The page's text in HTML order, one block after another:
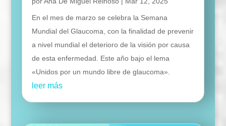
En el mes de marzo se celebra la Semana
Mundial del Glaucoma, con la finalidad de prevenir
a nivel mundial el deterioro de la visión por causa
de esta enfermedad. Este año bajo el lema
«Unidos por un mundo libre de glaucoma».
leer más